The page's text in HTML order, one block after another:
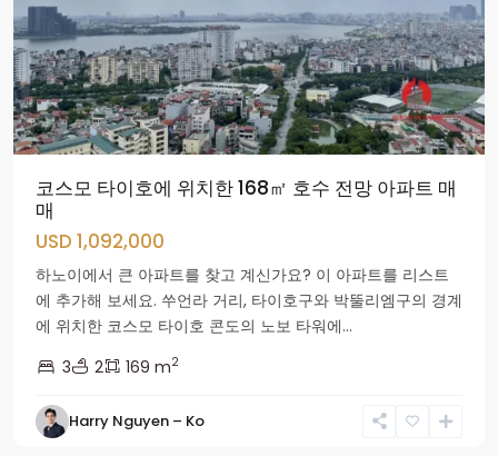
코스모 타이호에 위치한 168㎡ 호수 전망 아파트 매
매
USD 1,092,000
하노이에서 큰 아파트를 찾고 계신가요? 이 아파트를 리스트
에 추가해 보세요. 쑤언라 거리, 타이호구와 박뚤리엠구의 경계
에 위치한 코스모 타이호 콘도의 노보 타워에...
3
2 169 m2
Harry Nguyen – Ko
Nam
Tu
Liem